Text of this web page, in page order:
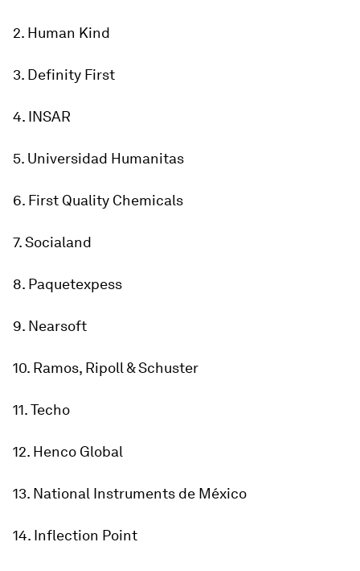
2. Human Kind
3. Definity First
4. INSAR
5. Universidad Humanitas
6. First Quality Chemicals
7. Socialand
8. Paquetexpess
9. Nearsoft
10. Ramos, Ripoll & Schuster
11. Techo
12. Henco Global
13. National Instruments de México
14. Inflection Point